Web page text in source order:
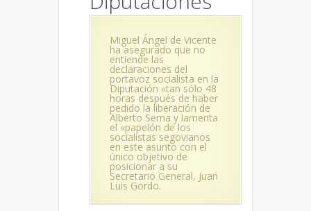
Miguel Ángel de Vicente
ha asegurado que no
entiende las
declaraciones del
portavoz socialista en la
Diputación «tan sólo 48
horas después de haber
pedido la liberación de
Alberto Serna y lamenta
el «papelón de los
socialistas segovianos
en este asunto con el
único objetivo de
posicionar a su
Secretario General, Juan
Luis Gordo.